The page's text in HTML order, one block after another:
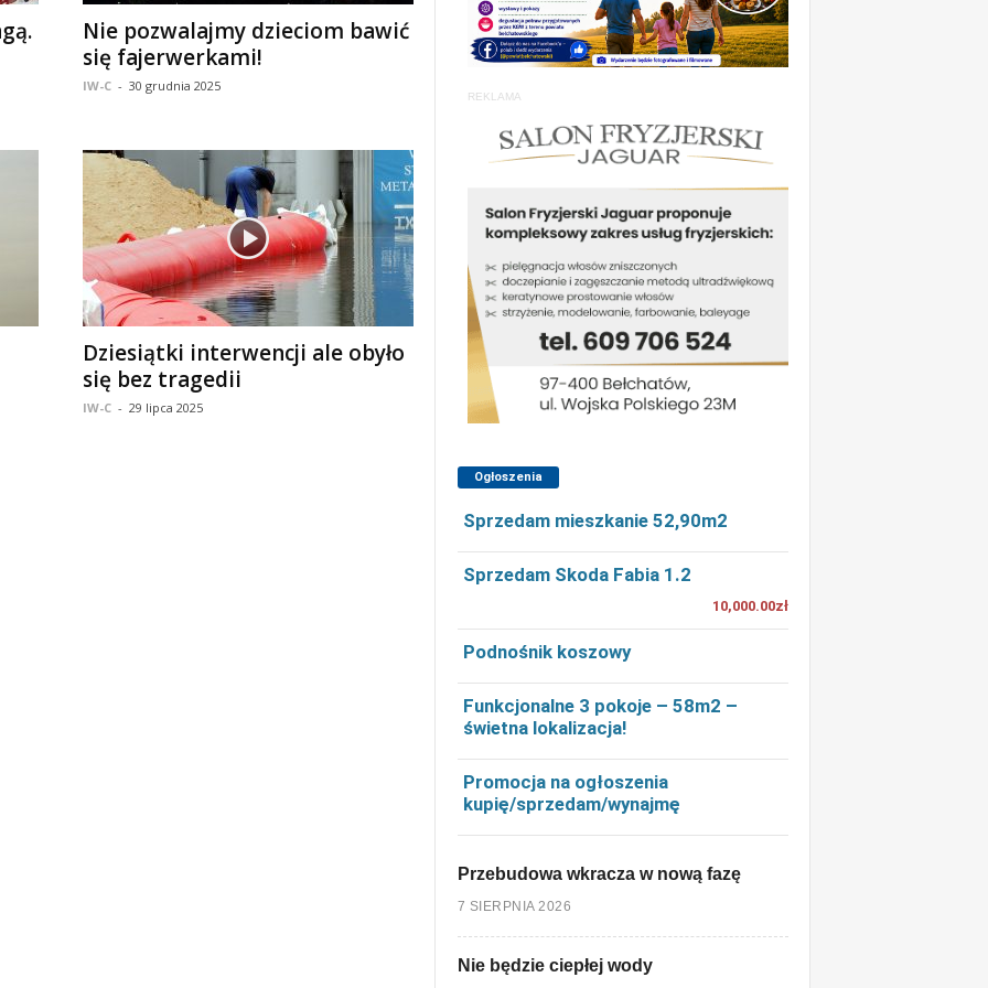
Nie pozwalajmy dzieciom bawić
się fajerwerkami!
IW-C - 30 grudnia 2025
Dziesiątki interwencji ale obyło
się bez tragedii
IW-C - 29 lipca 2025
REKLAMA
Ogłoszenia
Sprzedam mieszkanie 52,90m2
Sprzedam Skoda Fabia 1.2
10,000.00zł
Podnośnik koszowy
Funkcjonalne 3 pokoje – 58m2 –
świetna lokalizacja!
Promocja na ogłoszenia
kupię/sprzedam/wynajmę
Przebudowa wkracza w nową fazę
7 SIERPNIA 2026
Nie będzie ciepłej wody